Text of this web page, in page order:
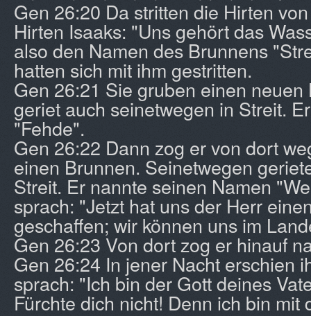
Gen 26:20 Da stritten die Hirten
Hirten Isaaks: "Uns gehört das
also den Namen des Brunnens
hatten sich mit ihm gestritten.
Gen 26:21 Sie gruben einen
geriet auch seinetwegen in Streit.
"Fehde".
Gen 26:22 Dann zog er von dort
einen Brunnen. Seinetwegen
Streit. Er nannte seinen Namen
sprach: "Jetzt hat uns der Herr
geschaffen; wir können uns im
Gen 26:23 Von dort zog er hinauf
Gen 26:24 In jener Nacht erschien
sprach: "Ich bin der Gott deines
Fürchte dich nicht! Denn ich bin mit